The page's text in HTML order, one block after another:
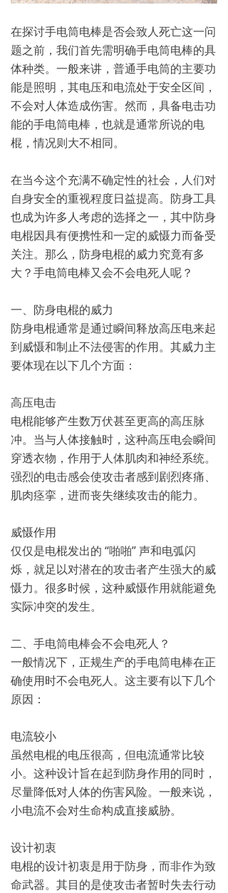
在探讨手电筒电棒是否会致人死亡这一问
题之前，我们首先需明确手电筒电棒的具
体种类。一般来讲，普通手电筒的主要功
能是照明，其电压和电流处于安全区间，
不会对人体造成伤害。然而，具备电击功
能的手电筒电棒，也就是通常所说的电
棍，情况则大不相同。
在当今这个充满不确定性的社会，人们对
自身安全的重视程度日益提高。防身工具
也成为许多人考虑的选择之一，其中防身
电棍因具有便携性和一定的威慑力而备受
关注。那么，防身电棍的威力究竟有多
大？手电筒电棒又会不会电死人呢？
一、防身电棍的威力
防身电棍通常是通过瞬间释放高压电来起
到威慑和制止不法侵害的作用。其威力主
要体现在以下几个方面：
高压电击
电棍能够产生数万伏甚至更高的高压脉
冲。当与人体接触时，这种高压电会瞬间
穿透衣物，作用于人体肌肉和神经系统。
强烈的电击感会使攻击者感到剧烈疼痛、
肌肉痉挛，进而丧失继续攻击的能力。
威慑作用
仅仅是电棍发出的 “啪啪” 声和电弧闪
烁，就足以对潜在的攻击者产生强大的威
慑力。很多时候，这种威慑作用就能避免
实际冲突的发生。
二、手电筒电棒会不会电死人？
一般情况下，正规生产的手电筒电棒在正
确使用时不会电死人。这主要有以下几个
原因：
电流较小
虽然电棍的电压很高，但电流通常比较
小。这种设计旨在起到防身作用的同时，
尽量降低对人体的伤害风险。一般来说，
小电流不会对生命构成直接威胁。
设计初衷
电棍的设计初衷是用于防身，而非作为致
命武器。其目的是使攻击者暂时失去行动